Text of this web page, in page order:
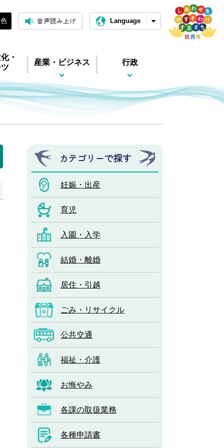
音声読み上げ Language
・
産業・ビジネス 行政
カテゴリーで探す
妊娠・出産
育児
入園・入学
結婚・離婚
居住・引越
ごみ・リサイクル
公共交通
福祉・介護
お悔やみ
各課の取扱業務
各種申請書